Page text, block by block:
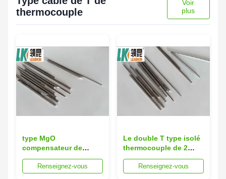
thermocouple
Voir
plus
type MgO
compensateur de
0.5mm SS316 SS310 de
MI de câble de fil
Renseignez-vous
Le double T type isolé
thermocouple de 2
noyaux câblent MgO
99,6 de SS321 0.25MM
Renseignez-vous